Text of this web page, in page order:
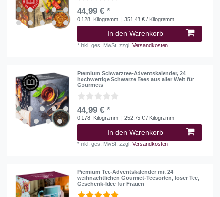
44,99 € *
0.128 Kilogramm | 351,48 € / Kilogramm
In den Warenkorb
*inkl. ges. MwSt. zzgl.Versandkosten
Premium Schwarztee-Adventskalender, 24
hochwertige Schwarze Tees aus aller Welt für
Gourmets
44,99 € *
0.178 Kilogramm | 252,75 € / Kilogramm
In den Warenkorb
*inkl. ges. MwSt. zzgl.Versandkosten
Premium Tee-Adventskalender mit 24
weihnachtlichen Gourmet-Teesorten, loser Tee,
Geschenk-Idee für Frauen